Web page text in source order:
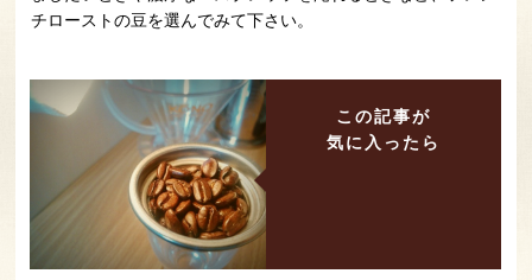
チローストの豆を選んでみて下さい。
この記事が
気に入ったら